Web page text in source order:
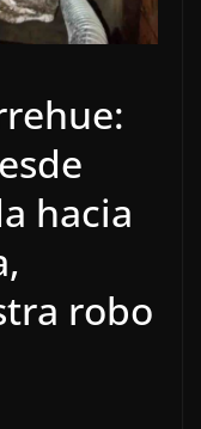
hacia
robo